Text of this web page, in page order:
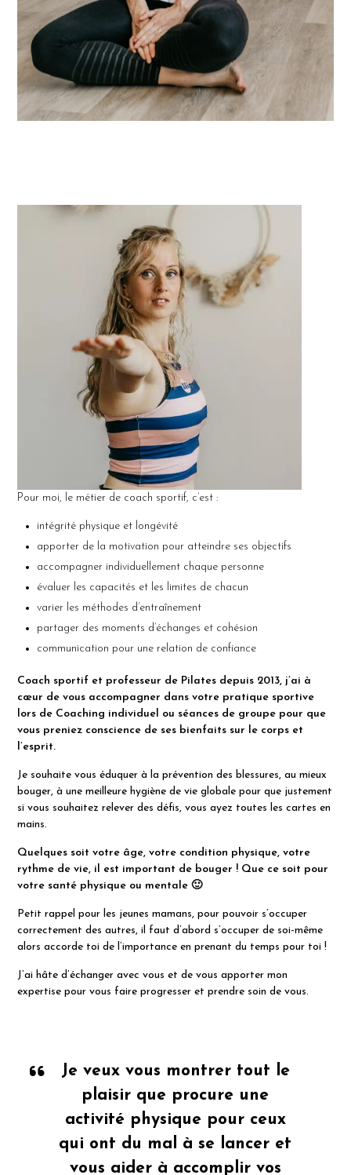
Pour moi, le métier de coach sportif, c’est :
intégrité physique et longévité
apporter de la motivation pour atteindre ses objectifs
accompagner individuellement chaque personne
évaluer les capacités et les limites de chacun
varier les méthodes d’entraînement
partager des moments d’échanges et cohésion
communication pour une relation de confiance
Coach sportif et professeur de Pilates depuis 2013, j’ai à
cœur de vous accompagner dans votre pratique sportive
lors de Coaching individuel ou séances de groupe pour que
vous preniez conscience de ses bienfaits sur le corps et
l’esprit.
Je souhaite vous éduquer à la prévention des blessures, au mieux
bouger, à une meilleure hygiène de vie globale pour que justement
si vous souhaitez relever des défis, vous ayez toutes les cartes en
mains.
Quelques soit votre âge, votre condition physique, votre
rythme de vie, il est important de bouger ! Que ce soit pour
votre santé physique ou mentale 🙂
Petit rappel pour les jeunes mamans, pour pouvoir s’occuper
correctement des autres, il faut d’abord s’occuper de soi-même
alors accorde toi de l’importance en prenant du temps pour toi !
J’ai hâte d’échanger avec vous et de vous apporter mon
expertise pour vous faire progresser et prendre soin de vous.
Je veux vous montrer tout le
plaisir que procure une
activité physique pour ceux
qui ont du mal à se lancer et
vous aider à accomplir vos